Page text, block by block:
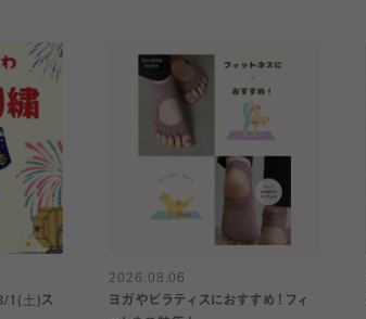
1(土)ス
2026.08.06
ヨガやピラティスにおすすめ！フィ